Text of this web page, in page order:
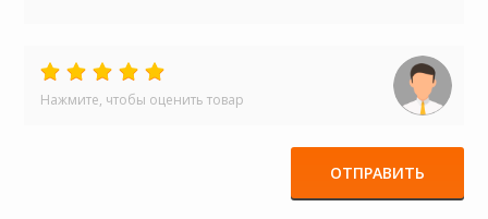
Нажмите, чтобы оценить товар
ОТПРАВИТЬ